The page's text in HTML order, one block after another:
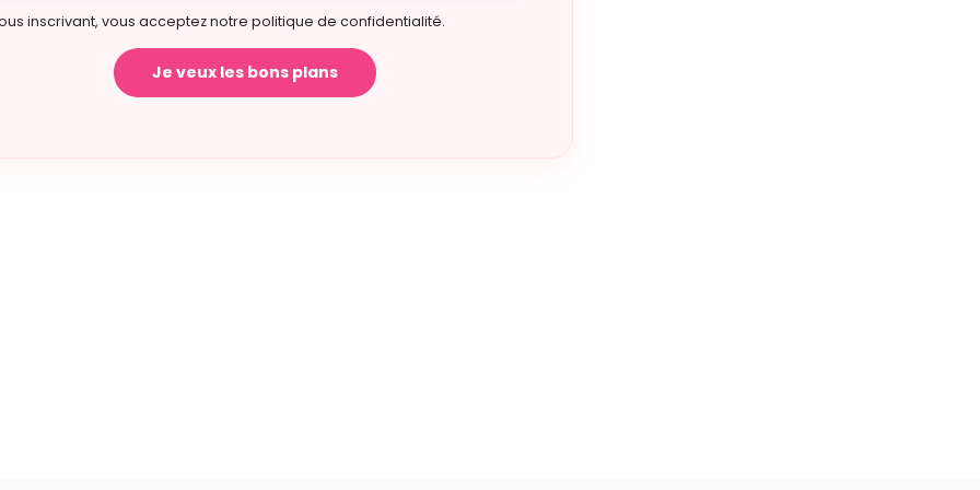
inscrivant, vous acceptez notre politique de confidentialité.